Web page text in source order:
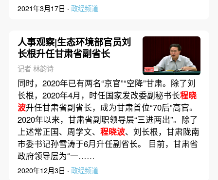
2021年3月17日 · 政经频道
人事观察|生态环境部官员刘
长根升任甘肃省副省长
记者 林韵诗
同时，2020年已有两名“京官”“空降”甘肃。除了刘
长根，2020年4月，时任国家发改委副秘书长程晓
波升任甘肃省副省长，成为甘肃首位“70后”高官。
2020年以来，甘肃省副职领导层“三进两出”。除了
上述常正国、周学文、 程晓波、刘长根，甘肃陇南
市委书记孙雪涛于6月升任副省长。 目前，甘肃省
政府领导层为“一……
2020年12月3日 · 政经频道